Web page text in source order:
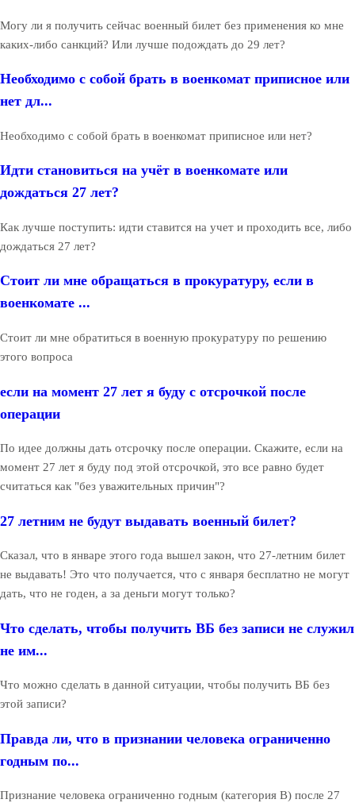
Могу ли я получить сейчас военный билет без применения ко мне
каких-либо санкций? Или лучше подождать до 29 лет?
Необходимо с собой брать в военкомат приписное или
нет дл...
Необходимо с собой брать в военкомат приписное или нет?
Идти становиться на учёт в военкомате или
дождаться 27 лет?
Как лучше поступить: идти ставится на учет и проходить все, либо
дождаться 27 лет?
Стоит ли мне обращаться в прокуратуру, если в
военкомате ...
Стоит ли мне обратиться в военную прокуратуру по решению
этого вопроса
если на момент 27 лет я буду с отсрочкой после
операции
По идее должны дать отсрочку после операции. Скажите, если на
момент 27 лет я буду под этой отсрочкой, это все равно будет
считаться как "без уважительных причин"?
27 летним не будут выдавать военный билет?
Сказал, что в январе этого года вышел закон, что 27-летним билет
не выдавать! Это что получается, что с января бесплатно не могут
дать, что не годен, а за деньги могут только?
Что сделать, чтобы получить ВБ без записи не служил
не им...
Что можно сделать в данной ситуации, чтобы получить ВБ без
этой записи?
Правда ли, что в признании человека ограниченно
годным по...
Признание человека ограниченно годным (категория В) после 27